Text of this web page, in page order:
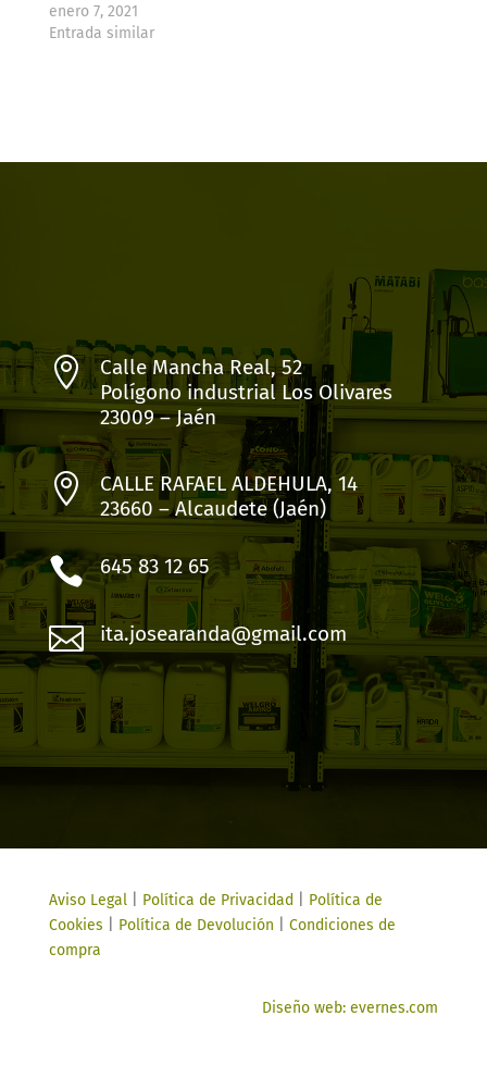
enero 7, 2021
Entrada similar

Calle Mancha Real, 52
Polígono industrial Los Olivares
23009 – Jaén

CALLE RAFAEL ALDEHULA, 14
23660 – Alcaudete (Jaén)
 645 83 12 65
 ita.josearanda@gmail.com
Aviso Legal| Política de Privacidad
Política de
Cookies
Política de Devolución
Condiciones de
compra
Diseño web: evernes.com